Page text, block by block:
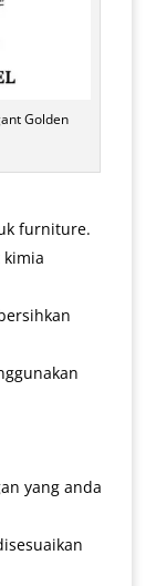
Golden
furniture.
kimia
yang anda